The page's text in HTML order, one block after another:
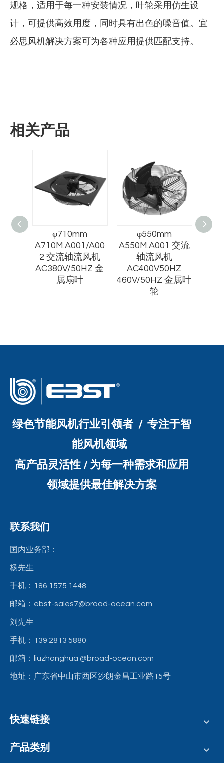
规格，适用于每一种安装情况，叶轮采用仿生设
计，可提供高效用度，同时具有出色的噪音值。宜
必思风机解决方案可为各种应用提供匹配支持。
相关产品
φ710mm
A710M.A001/A00
2 交流轴流风机
AC380V/50HZ 金
属扇叶
φ550mm
A550M.A001 交流
轴流风机
AC400V50HZ
460V/50HZ 金属叶
轮
绿色节能风机行业引领者 / 专注于智
能风机领域
高产品灵活性 / 为每一种需求和应用
领域提供最佳解决方案
联系我们
国内业务部：
杨先生
手机：186 1575 1448
邮箱：ebst-sales7@broad-ocean.com
刘先生
手机：139 2813 5880
邮箱：liuzhonghua @broad-ocean.com
地址：广东省中山市西区沙朗金昌工业路15号
快速链接
产品类别